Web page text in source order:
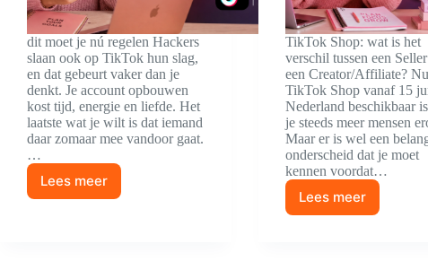
dit moet je nú regelen Hackers
slaan ook op TikTok hun slag,
en dat gebeurt vaker dan je
denkt. Je account opbouwen
kost tijd, energie en liefde. Het
laatste wat je wilt is dat iemand
daar zomaar mee vandoor gaat.
…
Lees meer
Bescherm
TikTok Shop: wat is het
verschil tussen een
een Creator/Affiliate? Nu
TikTok Shop vanaf 15
Nederland beschikbaar
je steeds meer mensen
Maar er is wel een
onderscheid dat je moet
kennen voordat…
Lees meer
Wat